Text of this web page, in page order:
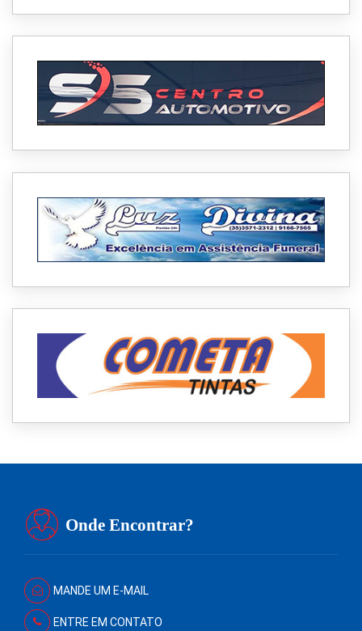
Onde Encontrar?
MANDE UM E-MAIL
ENTRE EM CONTATO